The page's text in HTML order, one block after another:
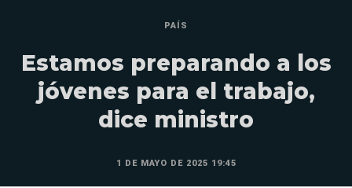
PAÍS
Estamos preparando a los
jóvenes para el trabajo,
dice ministro
1 DE MAYO DE 2025 19:45